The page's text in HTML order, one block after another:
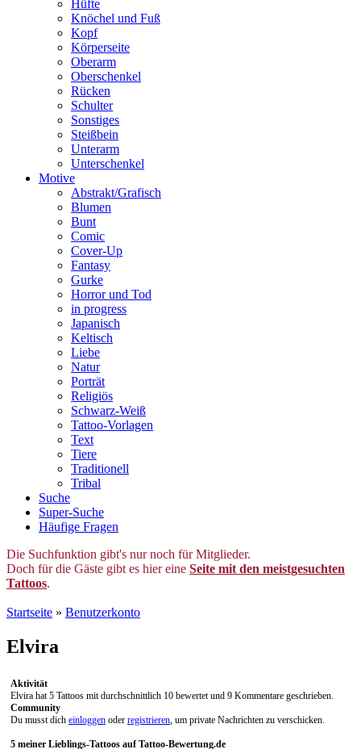
Hüfte
Knöchel und Fuß
Kopf
Körperseite
Oberarm
Oberschenkel
Rücken
Schulter
Sonstiges
Steißbein
Unterarm
Unterschenkel
Motive
Abstrakt/Grafisch
Blumen
Bunt
Comic
Cover-Up
Fantasy
Gurke
Horror und Tod
in progress
Japanisch
Keltisch
Liebe
Natur
Porträt
Religiös
Schwarz-Weiß
Tattoo-Vorlagen
Text
Tiere
Traditionell
Tribal
Suche
Super-Suche
Häufige Fragen
Die Suchfunktion gibt's nur noch für Mitglieder.
Doch für die Gäste gibt es hier eine Seite mit den meistgesuchten
Tattoos.
Startseite » Benutzerkonto
Elvira
Aktivität
Elvira hat 5 Tattoos mit durchschnittlich 10 bewertet und 9 Kommentare geschrieben.
Community
Du musst dich einloggen oder registrieren, um private Nachrichten zu verschicken.
5 meiner Lieblings-Tattoos auf Tattoo-Bewertung.de